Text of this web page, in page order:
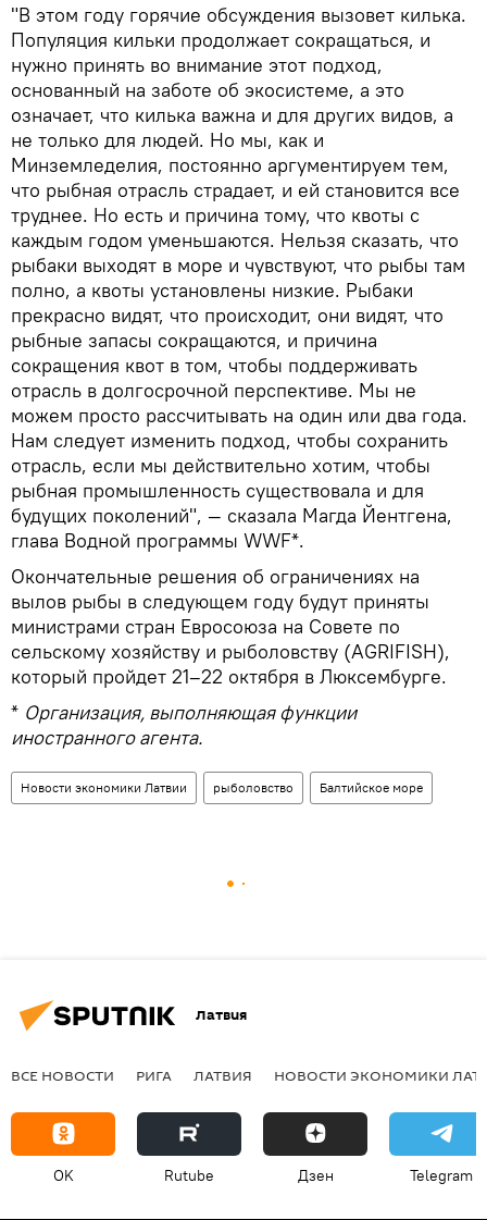
"В этом году горячие обсуждения вызовет килька.
Популяция кильки продолжает сокращаться, и
нужно принять во внимание этот подход,
основанный на заботе об экосистеме, а это
означает, что килька важна и для других видов, а
не только для людей. Но мы, как и
Минземледелия, постоянно аргументируем тем,
что рыбная отрасль страдает, и ей становится все
труднее. Но есть и причина тому, что квоты с
каждым годом уменьшаются. Нельзя сказать, что
рыбаки выходят в море и чувствуют, что рыбы там
полно, а квоты установлены низкие. Рыбаки
прекрасно видят, что происходит, они видят, что
рыбные запасы сокращаются, и причина
сокращения квот в том, чтобы поддерживать
отрасль в долгосрочной перспективе. Мы не
можем просто рассчитывать на один или два года.
Нам следует изменить подход, чтобы сохранить
отрасль, если мы действительно хотим, чтобы
рыбная промышленность существовала и для
будущих поколений", — сказала Магда Йентгена,
глава Водной программы WWF*.
Окончательные решения об ограничениях на
вылов рыбы в следующем году будут приняты
министрами стран Евросоюза на Совете по
сельскому хозяйству и рыболовству (AGRIFISH),
который пройдет 21–22 октября в Люксембурге.
* Организация, выполняющая функции
иностранного агента.
Новости экономики Латвии рыболовство Балтийское море
Латвия
ВСЕ НОВОСТИ РИГА ЛАТВИЯ НОВОСТИ ЭКОНОМИКИ
OK Rutube Дзен Telegram